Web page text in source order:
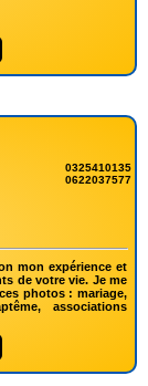
0325410135
0622037577
mon expérience et
de votre vie. Je me
photos : mariage,
associations